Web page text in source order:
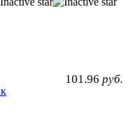
101.96 руб.